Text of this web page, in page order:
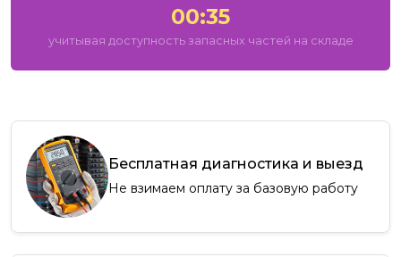
00:35
учитывая доступность запасных частей на складе
Бесплатная диагностика и выезд
Не взимаем оплату за базовую работу